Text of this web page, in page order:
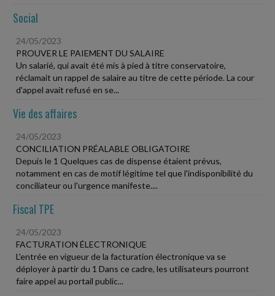
Social
24/05/2023
PROUVER LE PAIEMENT DU SALAIRE
Un salarié, qui avait été mis à pied à titre conservatoire,
réclamait un rappel de salaire au titre de cette période. La cour
d'appel avait refusé en se...
Vie des affaires
24/05/2023
CONCILIATION PRÉALABLE OBLIGATOIRE
Depuis le 1 Quelques cas de dispense étaient prévus,
notamment en cas de motif légitime tel que l'indisponibilité du
conciliateur ou l'urgence manifeste....
Fiscal TPE
24/05/2023
FACTURATION ÉLECTRONIQUE
L'entrée en vigueur de la facturation électronique va se
déployer à partir du 1 Dans ce cadre, les utilisateurs pourront
faire appel au portail public...